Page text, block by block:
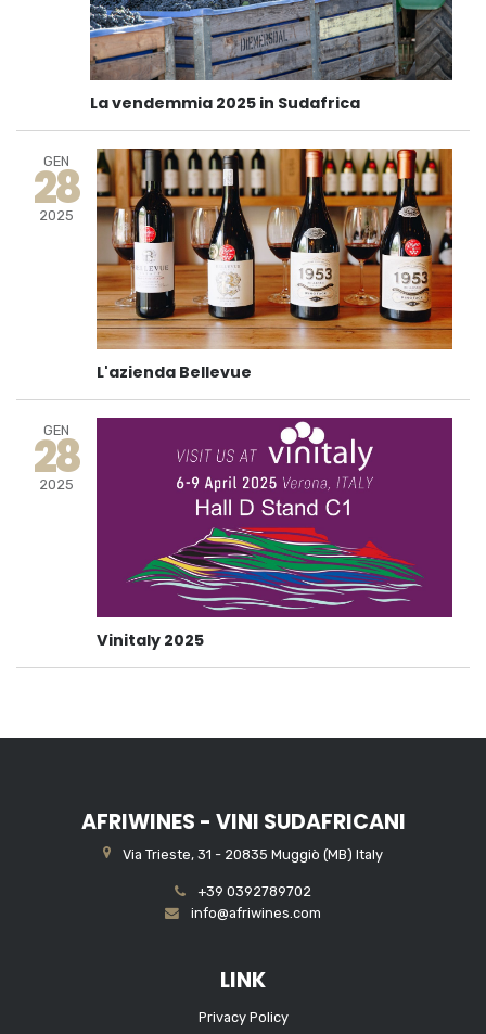
La vendemmia 2025 in Sudafrica
GEN
28
2025
L'azienda Bellevue
GEN
28
2025
Vinitaly 2025
AFRIWINES - VINI SUDAFRICANI
Via Trieste, 31 - 20835 Muggiò (MB) Italy
+39 0392789702
info@afriwines.com
LINK
Privacy Policy